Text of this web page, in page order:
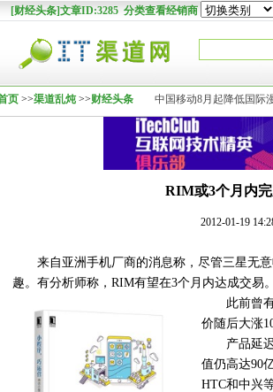
[财经头条]文章ID:3285 分类查看经销商
页 >>渠道乱炖>>财经头条 中国移动8月起降低国际
RIM或3个月内
2012-01-19
来自亚洲手机厂商的消息称，尽管三星无
趣。有分析师称，RIM有望在3个月内达成交易。
此前曾
价随后大涨
产品延
值仍高达90
HTC和中兴